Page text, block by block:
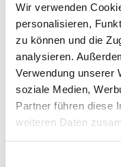
Wir verwenden
personalisieren,
zu können und die
analysieren.
Verwendung unserer
soziale Medien,
Partner führen diese
weiteren Daten